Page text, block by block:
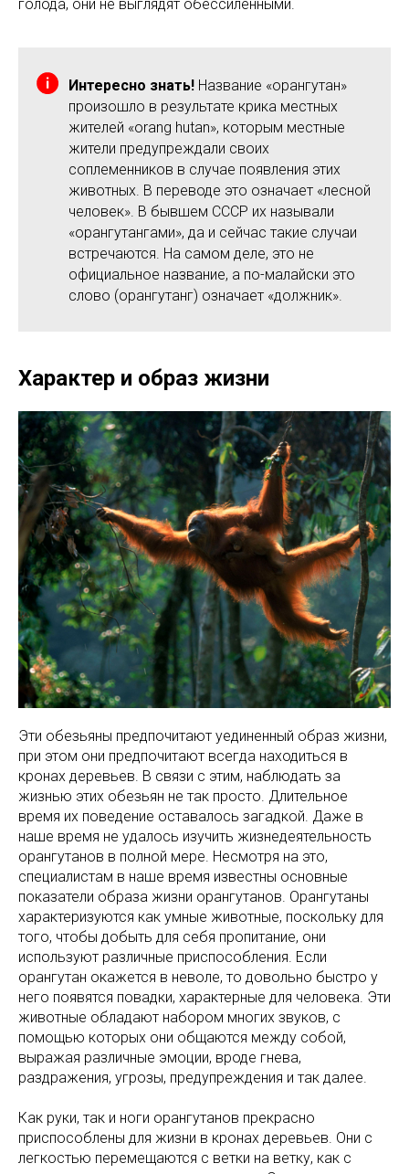
голода, они не выглядят обессиленными.
Интересно знать! Название «орангутан»
произошло в результате крика местных
жителей «orang hutan», которым местные
жители предупреждали своих
соплеменников в случае появления этих
животных. В переводе это означает «лесной
человек». В бывшем СССР их называли
«орангутангами», да и сейчас такие случаи
встречаются. На самом деле, это не
официальное название, а по-малайски это
слово (орангутанг) означает «должник».
Характер и образ жизни
Эти обезьяны предпочитают уединенный образ жизни,
при этом они предпочитают всегда находиться в
кронах деревьев. В связи с этим, наблюдать за
жизнью этих обезьян не так просто. Длительное
время их поведение оставалось загадкой. Даже в
наше время не удалось изучить жизнедеятельность
орангутанов в полной мере. Несмотря на это,
специалистам в наше время известны основные
показатели образа жизни орангутанов. Орангутаны
характеризуются как умные животные, поскольку для
того, чтобы добыть для себя пропитание, они
используют различные приспособления. Если
орангутан окажется в неволе, то довольно быстро у
него появятся повадки, характерные для человека. Эти
животные обладают набором многих звуков, с
помощью которых они общаются между собой,
выражая различные эмоции, вроде гнева,
раздражения, угрозы, предупреждения и так далее.
Как руки, так и ноги орангутанов прекрасно
приспособлены для жизни в кронах деревьев. Они с
легкостью перемещаются с ветки на ветку, как с